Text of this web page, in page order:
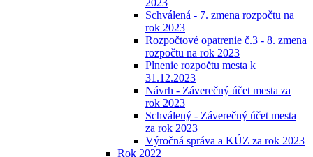
2023
Schválená - 7. zmena rozpočtu na
rok 2023
Rozpočtové opatrenie č.3 - 8. zmena
rozpočtu na rok 2023
Plnenie rozpočtu mesta k
31.12.2023
Návrh - Záverečný účet mesta za
rok 2023
Schválený - Záverečný účet mesta
za rok 2023
Výročná správa a KÚZ za rok 2023
Rok 2022